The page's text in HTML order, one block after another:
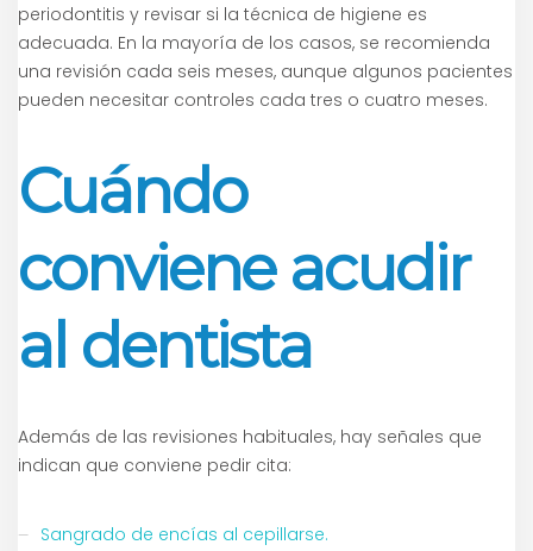
periodontitis y revisar si la técnica de higiene es
adecuada. En la mayoría de los casos, se recomienda
una revisión cada seis meses, aunque algunos pacientes
pueden necesitar controles cada tres o cuatro meses.
Cuándo
conviene acudir
al dentista
Además de las revisiones habituales, hay señales que
indican que conviene pedir cita:
Sangrado de encías al cepillarse.